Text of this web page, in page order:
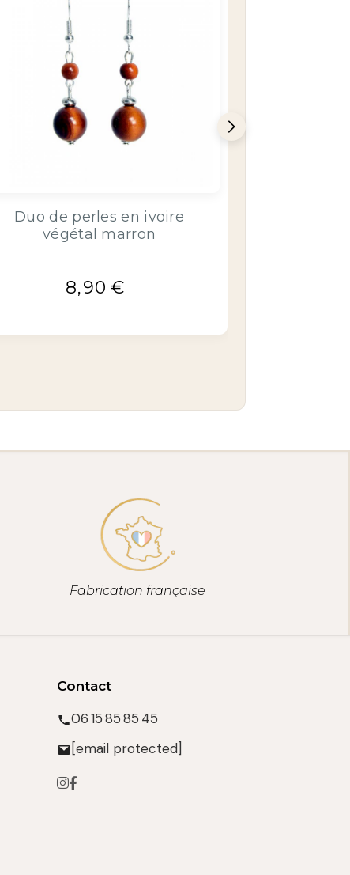
Duo de perles en ivoire
végétal marron
8,90 €
Fabrication française
Contact
06 15 85 85 45
[email protected]